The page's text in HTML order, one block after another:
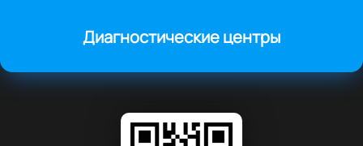
Диагностические центры